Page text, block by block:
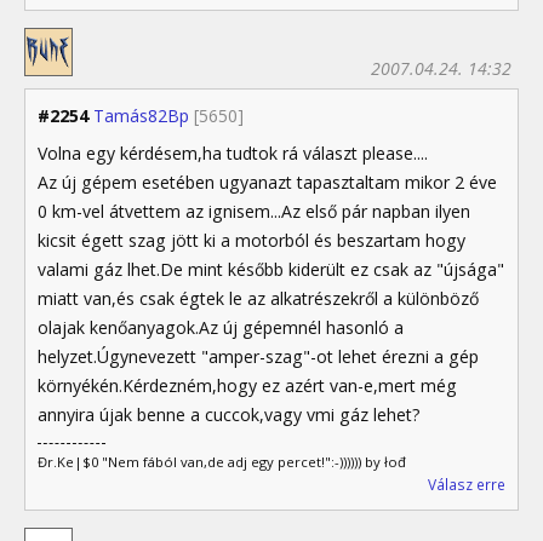
#2254 Tamás82Bp [5650]
2007.04.24. 14:32
Volna egy kérdésem,ha tudtok rá választ please....
Az új gépem esetében ugyanazt tapasztaltam mikor 2 éve
0 km-vel átvettem az ignisem...Az első pár napban ilyen
kicsit égett szag jött ki a motorból és beszartam hogy
valami gáz lhet.De mint később kiderült ez csak az "újsága"
miatt van,és csak égtek le az alkatrészekről a különböző
olajak kenőanyagok.Az új gépemnél hasonló a
helyzet.Úgynevezett "amper-szag"-ot lehet érezni a gép
környékén.Kérdezném,hogy ez azért van-e,mert még
annyira újak benne a cuccok,vagy vmi gáz lehet?
Đr.Ke|$0 "Nem fából van,de adj egy percet!":-)))))) by łođ
Válasz erre